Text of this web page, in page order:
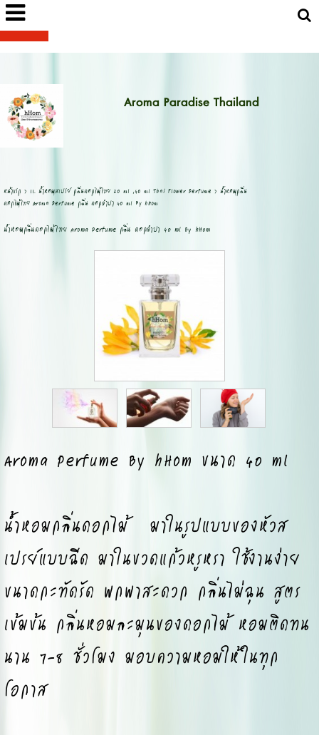
Aroma Paradise Thailand
หน้าแรก > 11. น้ำหอมสเปรย์ กลิ่นดอกไม้ไทย 20 ml ,40 ml Thai Flower Perfume > น้ำหอมกลิ่น
ดอกไม้ไทย Aroma Perfume กลิ่น ดอกจำปา 40 ml By hHom
น้ำหอมกลิ่นดอกไม้ไทย Aroma Perfume กลิ่น ดอกจำปา 40 ml By hHom
Aroma Perfume By hHom ขนาด 40 ml
น้ำหอมกลิ่นดอกไม้ มาในรูปแบบของหัวส
เปรย์แบบฉีด มาในขวดแก้วหรูหรา ใช้งานง่าย
ขนาดกะทัดรัด พกพาสะดวก กลิ่นไม่ฉุน สูตร
เข้มข้น กลิ่นหอมละมุนของดอกไม้ หอมติดทน
นาน 7-8 ชั่วโมง มอบความหอมให้ในทุก
โอกาส